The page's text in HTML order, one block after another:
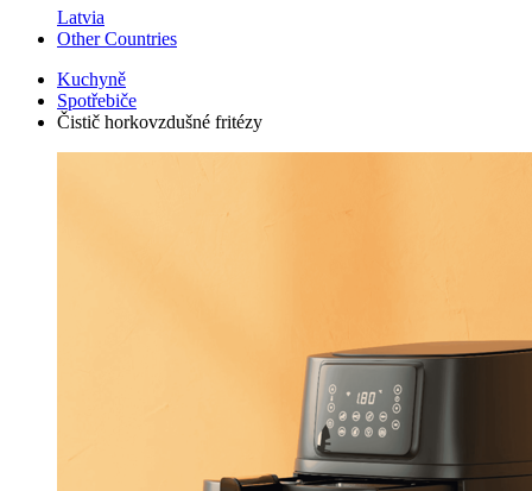
Latvia
Other Countries
Kuchyně
Spotřebiče
Čistič horkovzdušné fritézy